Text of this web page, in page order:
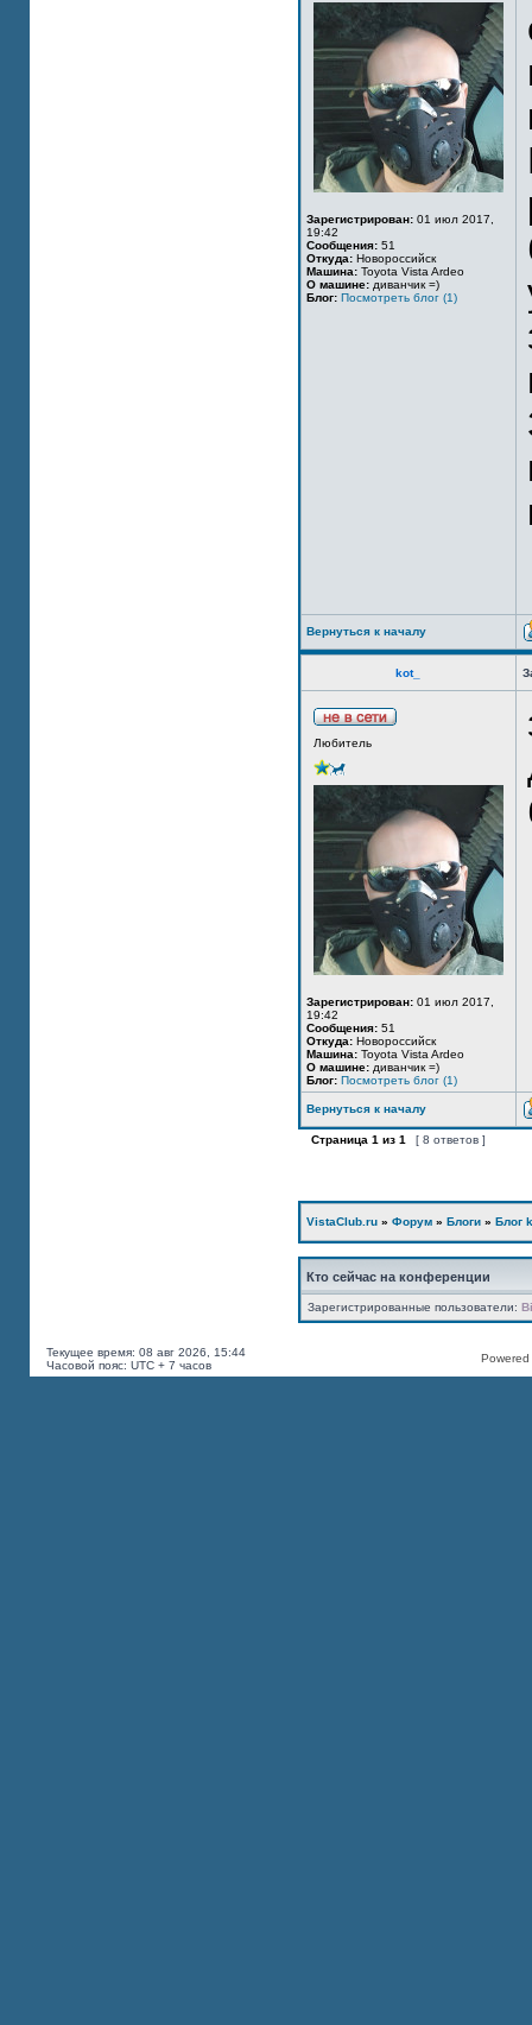
Зарегистрирован: 01 июл 2017,
19:42
Сообщения: 51
Откуда: Новороссийск
Машина: Toyota Vista Ardeo
О машине: диванчик =)
Блог: Посмотреть блог (1)
Вернуться к началу
kot_
Любитель
Зарегистрирован: 01 июл 2017,
19:42
Сообщения: 51
Откуда: Новороссийск
Машина: Toyota Vista Ardeo
О машине: диванчик =)
Блог: Посмотреть блог (1)
Вернуться к началу
Страница 1 из 1 [ 8 ответов ]
VistaClub.ru » Форум » Блоги » Блог
Кто сейчас на конференции
Зарегистрированные пользователи:
Текущее время: 08 авг 2026, 15:44
Часовой пояс: UTC + 7 часов